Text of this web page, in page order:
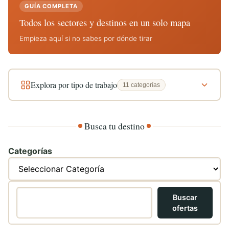
GUÍA COMPLETA
Todos los sectores y destinos en un solo mapa
Empieza aquí si no sabes por dónde tirar
Explora por tipo de trabajo 11 categorías
Busca tu destino
Categorías
Buscar
ofertas